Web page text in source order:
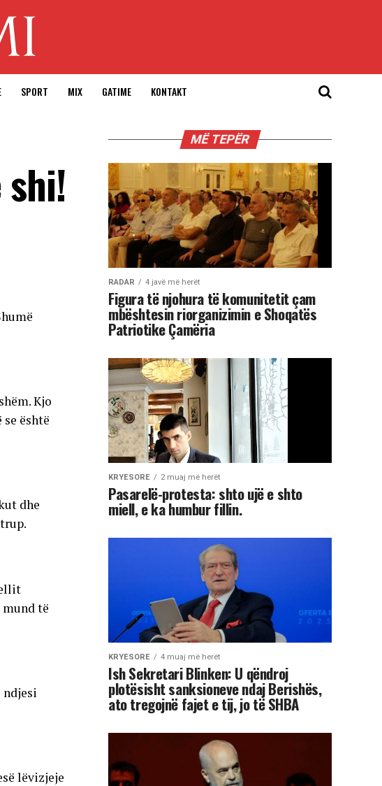
SPORT MIX GATIME KONTAKT
Kjo
është
dhe
të
lëvizjeje
MË TEPËR
RADAR 4 javë më herët
Figura të njohura të komunitetit çam
mbështesin riorganizimin e Shoqatës
Patriotike Çamëria
KRYESORE 2 muaj më herët
Pasarelë-protesta: shto ujë e shto
miell, e ka humbur fillin.
KRYESORE 4 muaj më herët
Ish Sekretari Blinken: U qëndroj
plotësisht sanksioneve ndaj Berishës,
ato tregojnë fajet e tij, jo të SHBA